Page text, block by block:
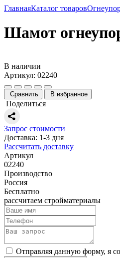
ГлавнаяКаталог товаров
Шамот
В наличии
Артикул: 02240
Сравнить В избранное
Поделиться
Запрос стоимости
Доставка: 1-3 дня
Рассчитать доставку
Артикул
02240
Производство
Россия
Бесплатно
рассчитаем стройматериалы
Отправляя данную форму, я